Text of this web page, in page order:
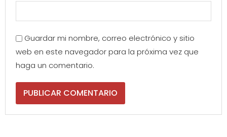
Guardar mi nombre, correo electrónico y sitio
web en este navegador para la próxima vez que
haga un comentario.